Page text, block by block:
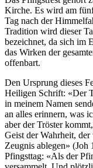
Kirche. Es wird am
Tag nach der
Tradition wird dieser
bezeichnet, da sich im
das Wirken der
offenbart.
Den Ursprung dieses
Heiligen Schrift: «Der
in meinem Namen
an alles erinnern, was
aber der Tröster
Geist der Wahrheit,
Zeugnis ablegen»
Pfingsttag: «Als der